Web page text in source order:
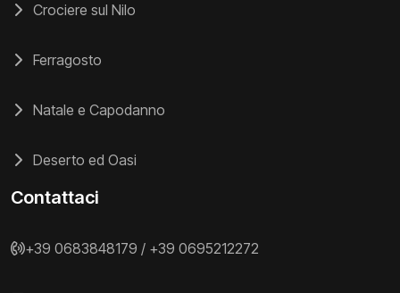
Crociere sul Nilo
Ferragosto
Natale e Capodanno
Deserto ed Oasi
Contattaci
+39 0683848179 / +39 0695212272